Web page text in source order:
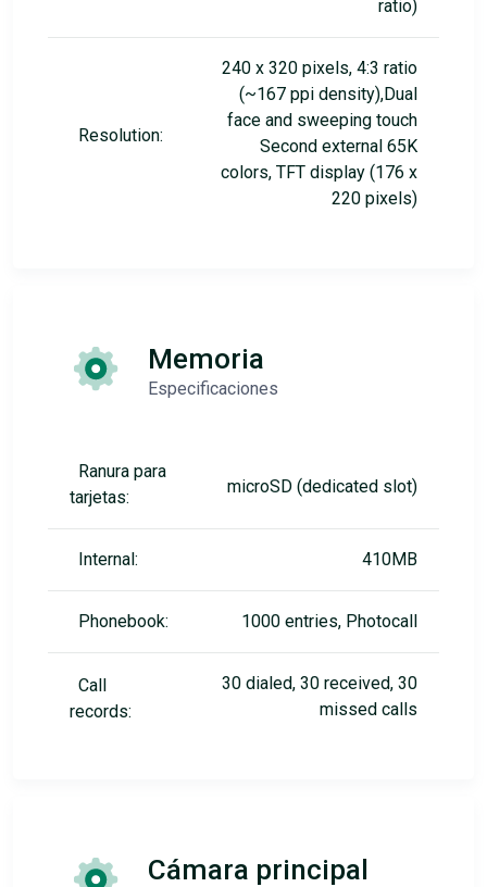
ratio)
Resolution:
240 x 320 pixels, 4:3 ratio
(~167 ppi density),Dual
face and sweeping touch
Second external 65K
colors, TFT display (176 x
220 pixels)
Memoria
Especificaciones
Ranura para
tarjetas:
microSD (dedicated slot)
Internal: 410MB
Phonebook: 1000 entries, Photocall
Call
records:
30 dialed, 30 received, 30
missed calls
Cámara principal